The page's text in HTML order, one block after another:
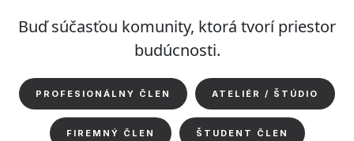
Buď súčasťou komunity, ktorá tvorí priestor
budúcnosti.
PROFESIONÁLNY ČLEN ATELIÉR / ŠTÚDIO
FIREMNÝ ČLEN ŠTUDENT ČLEN